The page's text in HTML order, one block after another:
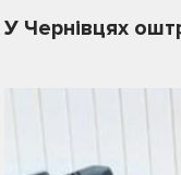
У Чернівцях